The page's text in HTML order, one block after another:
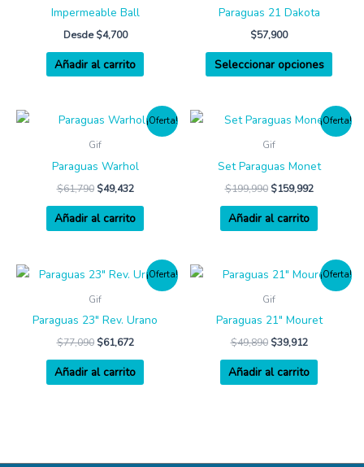
Impermeable Ball
Desde$4,700
Añadir al carrito
Paraguas 21 Dakota
$57,900
Seleccionar opciones
se
¡Oferta!
Gif
Paraguas Warhol
$61,790 $49,432
Añadir al carrito
¡Oferta!
Gif
Set Paraguas Monet
$199,990 $159,992
Añadir al carrito
¡Oferta!
Gif
Paraguas 23″ Rev. Urano
$77,090 $61,672
Añadir al carrito
¡Oferta!
Gif
Paraguas 21″ Mouret
$49,890 $39,912
Añadir al carrito